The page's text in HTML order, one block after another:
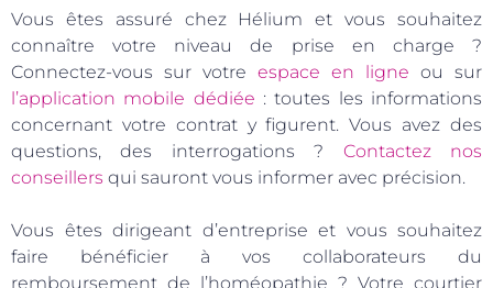
Vous êtes assuré chez Hélium et vous souhaitez
connaître votre niveau de prise en charge ?
Connectez-vous sur votre espace en ligne ou sur
l’application mobile dédiée : toutes les informations
concernant votre contrat y figurent. Vous avez des
questions, des interrogations ? Contactez nos
conseillers qui sauront vous informer avec précision.
Vous êtes dirigeant d’entreprise et vous souhaitez
faire bénéficier à vos collaborateurs du
remboursement de l’homéopathie ? Votre courtier